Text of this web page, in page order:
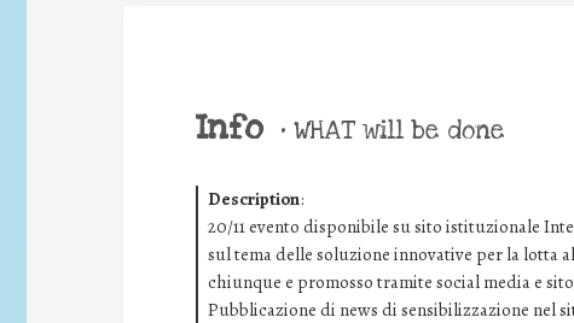
Info • WHAT will be done
Description:
20/11 evento disponibile su sito istituzionale
sul tema delle soluzione innovative per la lotta
chiunque e promosso tramite social media e
Pubblicazione di news di sensibilizzazione nel